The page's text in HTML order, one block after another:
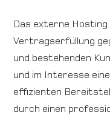
Das externe
Vertragserfüllung
und bestehenden
und im Interesse
effizienten
durch einen